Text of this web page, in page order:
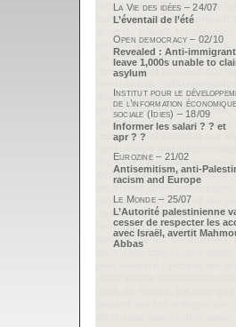
La Vie des idées – 24/07
L’éventail de l’été
Open democracy – 02/10
Revealed : Anti-
leave 1,000s unable to
asylum
Institut pour le
de l’information
sociale (Idies) – 18/09
Informer les salari ? ? et
apr ? ?
Eurozine – 21/02
Antisemitism, anti-
racism and Europe
Le Monde – 25/07
L’Autorité palestinienne
cesser de respecter les
avec Israël, avertit
Abbas